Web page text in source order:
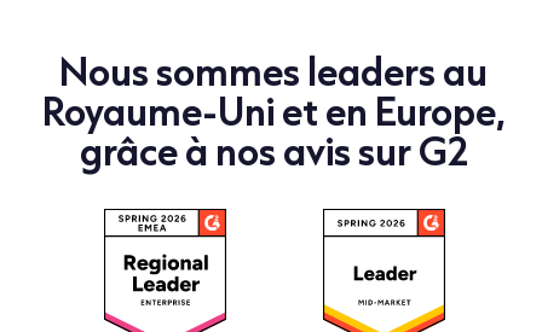
Nous sommes leaders au
Royaume-Uni et en Europe,
grâce à nos avis sur G2